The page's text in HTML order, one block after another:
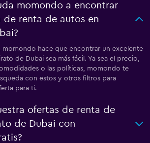
momondo a encontrar
de renta de autos en
momondo hace que encontrar un excelente
de Dubai sea más fácil. Ya sea el precio,
o las políticas, momondo te
con estos y otros filtros para
para ti.
ofertas de renta de
de Dubai con